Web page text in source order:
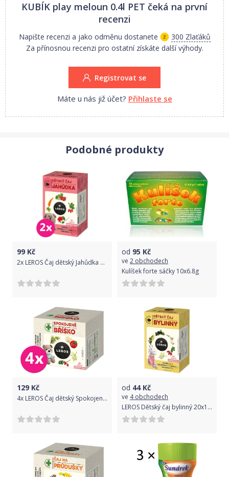
KUBÍK play meloun 0.4l PET čeká na první
recenzi
Napište recenzi a jako odměnu dostanete
300 Zlaťáků
Za přínosnou recenzi pro ostatní získáte další výhody.
Registrovat se
Máte u nás již účet? Přihlaste se
Podobné produkty
99 Kč
2x LEROS Čaj dětský Jahůdka 20x2g
od 95 Kč
ve 2 obchodech
Kulíšek forte sáčky 10x6.8g
129 Kč
4x LEROS Čaj dětský Spokojené bříško 10x2g
od 44Kč
ve 4 obchodech
LEROS Dětský čaj bylinný 20x1.8g